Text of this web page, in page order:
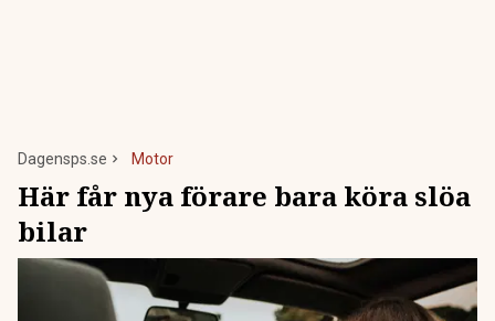
Dagensps.se Motor
Här får nya förare bara köra slöa
bilar